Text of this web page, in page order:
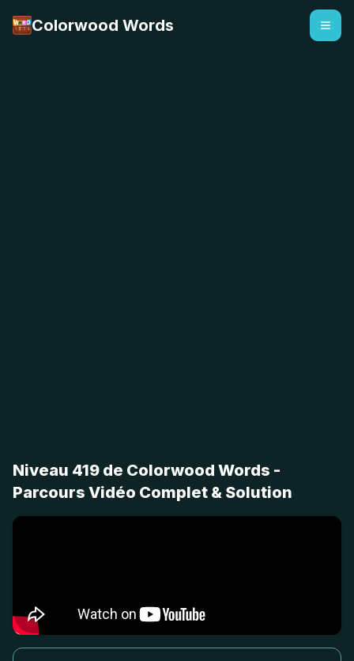
Colorwood Words
Niveau 419 de Colorwood Words -
Parcours Vidéo Complet & Solution